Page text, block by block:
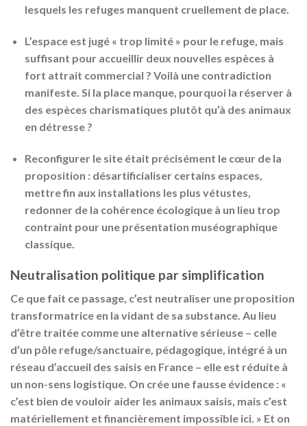
lesquels les refuges manquent cruellement de place.
L’espace est jugé « trop limité » pour le refuge, mais
suffisant pour accueillir deux nouvelles espèces à
fort attrait commercial ? Voilà une contradiction
manifeste. Si la place manque, pourquoi la réserver à
des espèces charismatiques plutôt qu’à des animaux
en détresse ?
Reconfigurer le site était précisément le cœur de la
proposition : désartificialiser certains espaces,
mettre fin aux installations les plus vétustes,
redonner de la cohérence écologique à un lieu trop
contraint pour une présentation muséographique
classique.
Neutralisation politique par simplification
Ce que fait ce passage, c’est neutraliser une proposition
transformatrice en la vidant de sa substance. Au lieu
d’être traitée comme une alternative sérieuse – celle
d’un pôle refuge/sanctuaire, pédagogique, intégré à un
réseau d’accueil des saisis en France – elle est réduite à
un non-sens logistique. On crée une fausse évidence : «
c’est bien de vouloir aider les animaux saisis, mais c’est
matériellement et financièrement impossible ici. » Et on